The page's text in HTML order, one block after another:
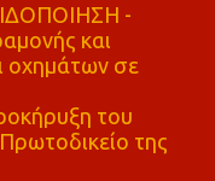
-
και
οχημάτων σε
του
της